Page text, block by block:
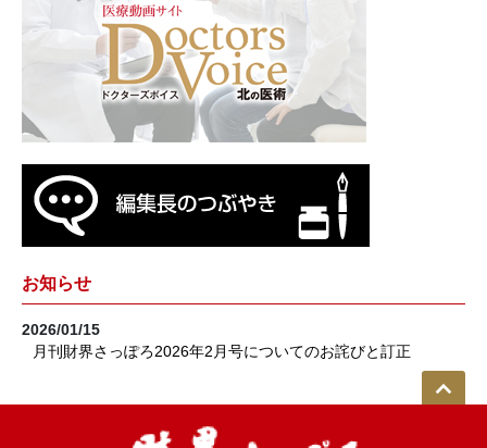
お知らせ
2026/01/15
月刊財界さっぽろ2026年2月号についてのお詫びと訂正